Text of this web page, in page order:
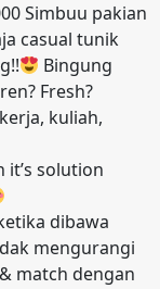
Simbuu pakian
casual tunik
Bingung
Fresh?
kuliah,
solution
dibawa
mengurangi
match dengan